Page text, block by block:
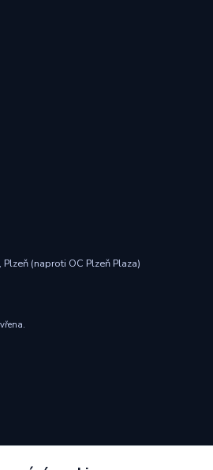
(naproti OC Plzeň Plaza)